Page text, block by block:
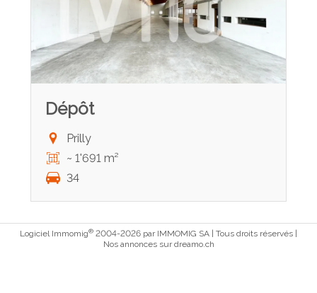
Dépôt
Prilly
~ 1'691 m²
34
Logiciel Immomig® 2004-2026 par IMMOMIG SA | Tous droits réservés |
Nos annonces surdreamo.ch